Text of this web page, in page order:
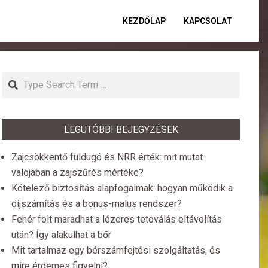
KEZDŐLAP KAPCSOLAT
Search
LEGUTÓBBI BEJEGYZÉSEK
Zajcsökkentő füldugó és NRR érték: mit mutat
valójában a zajszűrés mértéke?
Kötelező biztosítás alapfogalmak: hogyan működik a
díjszámítás és a bonus-malus rendszer?
Fehér folt maradhat a lézeres tetoválás eltávolítás
után? Így alakulhat a bőr
Mit tartalmaz egy bérszámfejtési szolgáltatás, és